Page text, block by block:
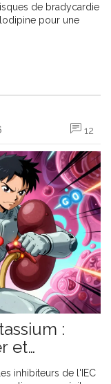
de bradycardie
pour une
12
:
et
inhibiteurs de l'IEC